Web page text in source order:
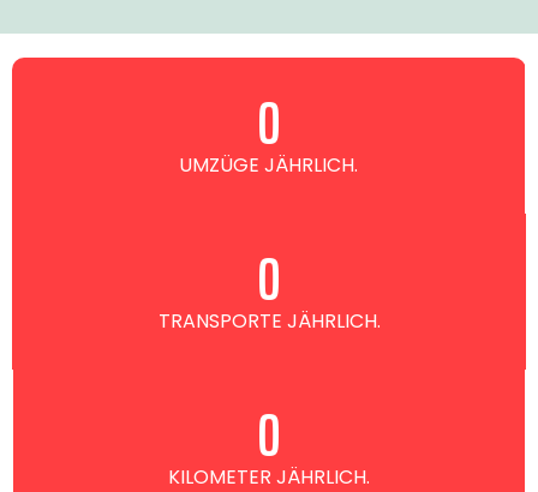
UMZÜGE JÄHRLICH.
0
TRANSPORTE JÄHRLICH.
0
KILOMETER JÄHRLICH.
0